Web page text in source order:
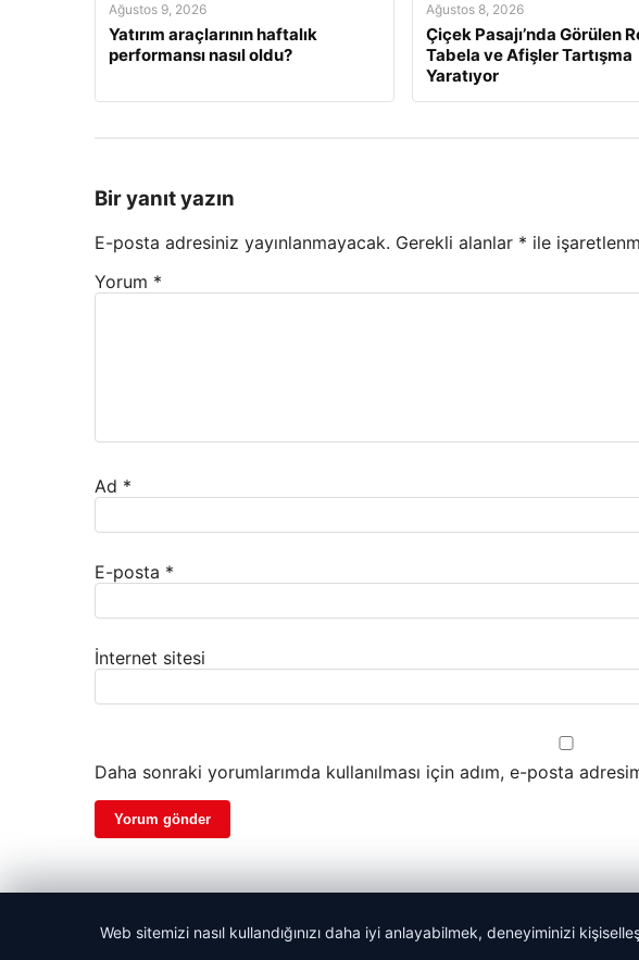
Ağustos 9, 2026
Yatırım araçlarının haftalık
performansı nasıl oldu?
Ağustos 8, 2026
Çiçek Pasajı’nda Görülen
Tabela ve Afişler Tartışma
Yaratıyor
Bir yanıt yazın
E-posta adresiniz yayınlanmayacak. Gerekli alanlar * ile
Yorum *
Ad *
E-posta *
İnternet sitesi
Daha sonraki yorumlarımda kullanılması için adım, e-posta
© 2026 Şehir Güncel – Güncel Haberler
Web sitemizi nasıl kullandığınızı daha iyi anlayabilmek, deneyiminizi